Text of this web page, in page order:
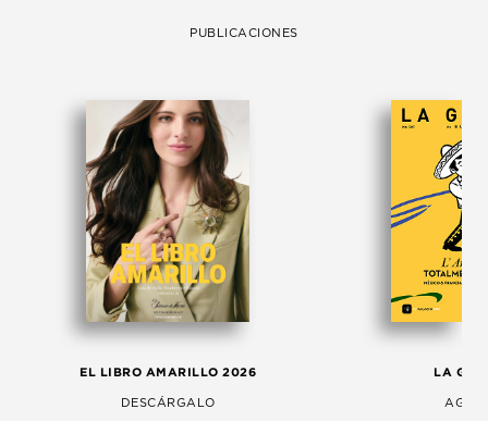
PUBLICACIONES
EL LIBRO AMARILLO 2026
DESCÁRGALO
LA